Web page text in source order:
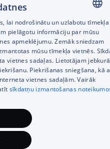
LATVIAN
RUSSIAN
ENGLISH
lai nodrošinātu un uzlabotu tīmekļa
pielāgotu informāciju par mūsu
apmeklējumu. Zemāk sniedzam
mūsu tīmekļa vietnēs.
vietnes sadaļas. Lietotājam
Piekrišanas sniegšana, kā
vietnes sadaļām. Vairāk
sīkdatņu izmantošanas